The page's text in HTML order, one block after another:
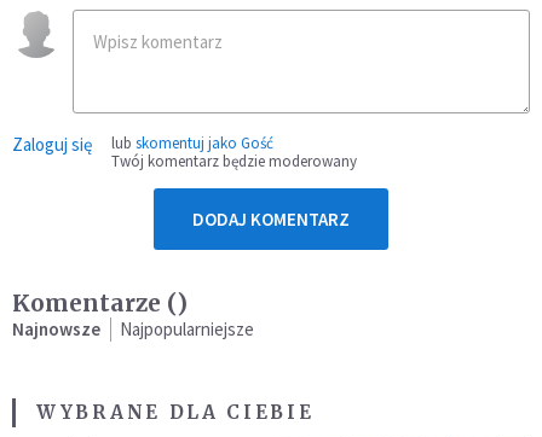
Zaloguj się lub skomentuj jako Gość
Twój komentarz będzie moderowany
DODAJ KOMENTARZ
Komentarze ()
Najnowsze Najpopularniejsze
WYBRANE DLA CIEBIE